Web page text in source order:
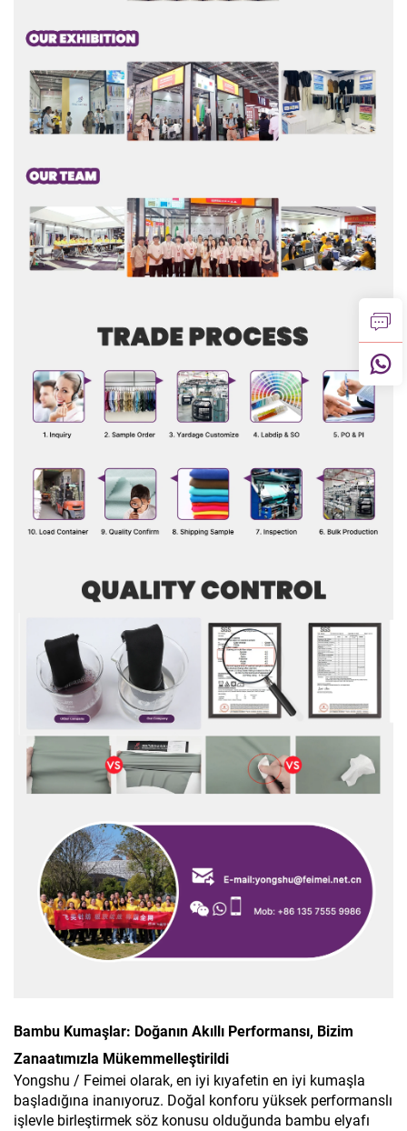
Bambu Kumaşlar: Doğanın Akıllı Performansı, Bizim
Zanaatımızla Mükemmelleştirildi
Yongshu / Feimei olarak, en iyi kıyafetin en iyi kumaşla
başladığına inanıyoruz. Doğal konforu yüksek performanslı
işlevle birleştirmek söz konusu olduğunda bambu elyafı